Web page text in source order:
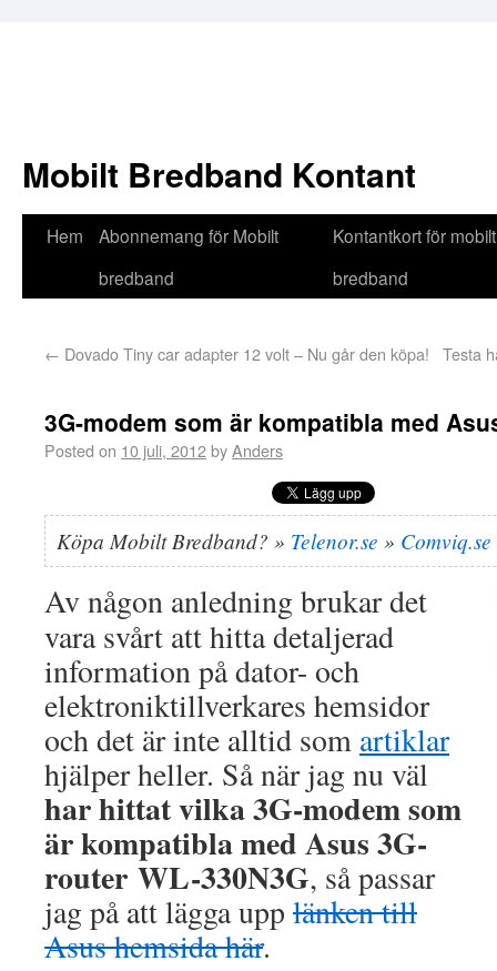
Mobilt Bredband Kontant
Hem
Abonnemang för Mobilt
bredband
Kontantkort för mobilt
bredband
← Dovado Tiny car adapter 12 volt – Nu går den köpa! Testa
3G-modem som är kompatibla med
Posted on 10 juli, 2012byAnders
Köpa Mobilt Bredband? » Telenor.se » Comviq.se
Av någon anledning brukar det
vara svårt att hitta detaljerad
information på dator- och
elektroniktillverkares hemsidor
och det är inte alltid som artiklar
hjälper heller. Så när jag nu väl
har hittat vilka 3G-modem som
är kompatibla med Asus 3G-
router WL-330N3G, så passar
jag på att lägga upp länken till
Asus hemsida här.